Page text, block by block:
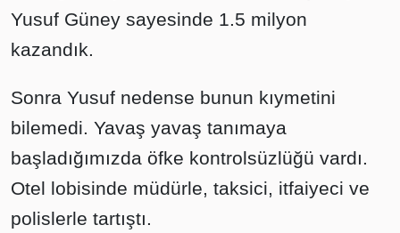
Yusuf Güney sayesinde 1.5 milyon
kazandık.
Sonra Yusuf nedense bunun kıymetini
bilemedi. Yavaş yavaş tanımaya
başladığımızda öfke kontrolsüzlüğü vardı.
Otel lobisinde müdürle, taksici, itfaiyeci ve
polislerle tartıştı.